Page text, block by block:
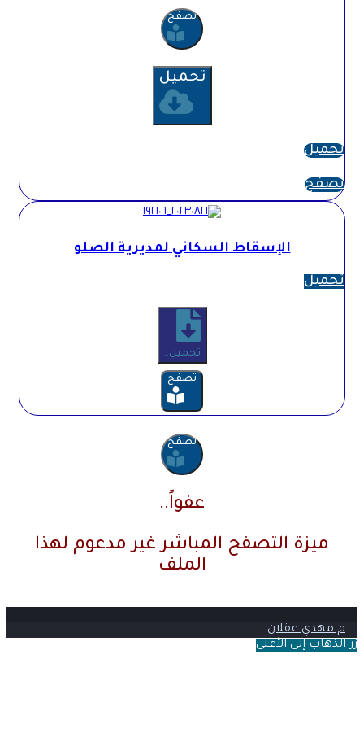
تصفح
تحميل
تحميل
تصفح
الإسقاط السكاني لمديرية الصلو
تحميل
تحميل..
تصفح
تصفح
عفواً..
ميزة التصفح المباشر غير مدعوم لهذا
الملف
م مهدي عقلان
زر الذهاب إلى الأعلى